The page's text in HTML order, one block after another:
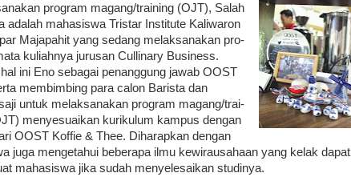
program ma­gang/training (OJT), Salah
adalah ma­ha­siswa Tristar Institute Kaliwaron
Ma­japahit yang sedang melak­sa­nakan pro­
kuliahnya jurusan Culli­nary Business.
ini Eno seba­gai penanggung jawab OOST
mem­bimbing para calon Barista dan
untuk melaksanakan program ma­gang/trai­
menyesuaikan kurikulum kampus dengan
OOST Koffie & Thee. Diha­rapkan de­ngan
juga me­ngetahui beberapa ilmu kewirausahaan yang kelak dapat
mahasiswa jika sudah menyelesaikan studinya.